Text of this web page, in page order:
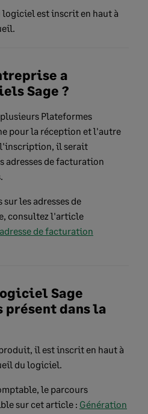
est inscrit en haut à
a
Sage ?
Plateformes
pour la réception et l'autre
il serait
adresses de facturation
les adresses de
consultez l'article
de facturation
Sage
dans la
il est inscrit en haut à
du logiciel.
le parcours
sur cet article : Génération